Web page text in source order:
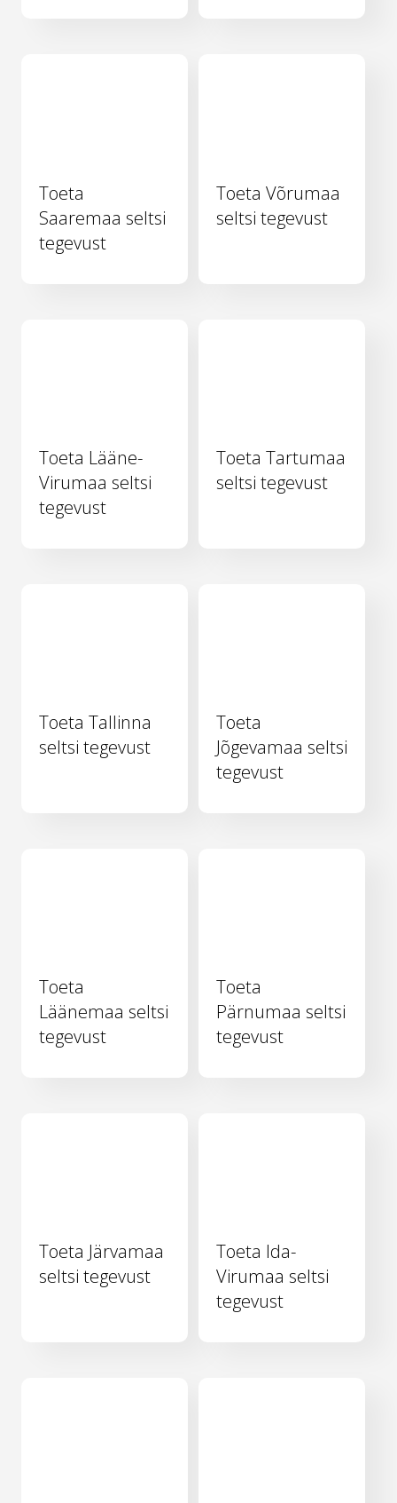
Toeta
Saaremaa seltsi
tegevust
Toeta Võrumaa
seltsi tegevust
Toeta Lääne-
Virumaa seltsi
tegevust
Toeta Tartumaa
seltsi tegevust
Toeta Tallinna
seltsi tegevust
Toeta
Jõgevamaa seltsi
tegevust
Toeta
Läänemaa seltsi
tegevust
Toeta
Pärnumaa seltsi
tegevust
Toeta Järvamaa
seltsi tegevust
Toeta Ida-
Virumaa seltsi
tegevust